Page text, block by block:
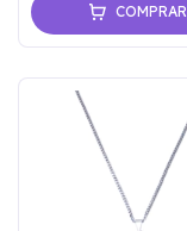
COMPRAR